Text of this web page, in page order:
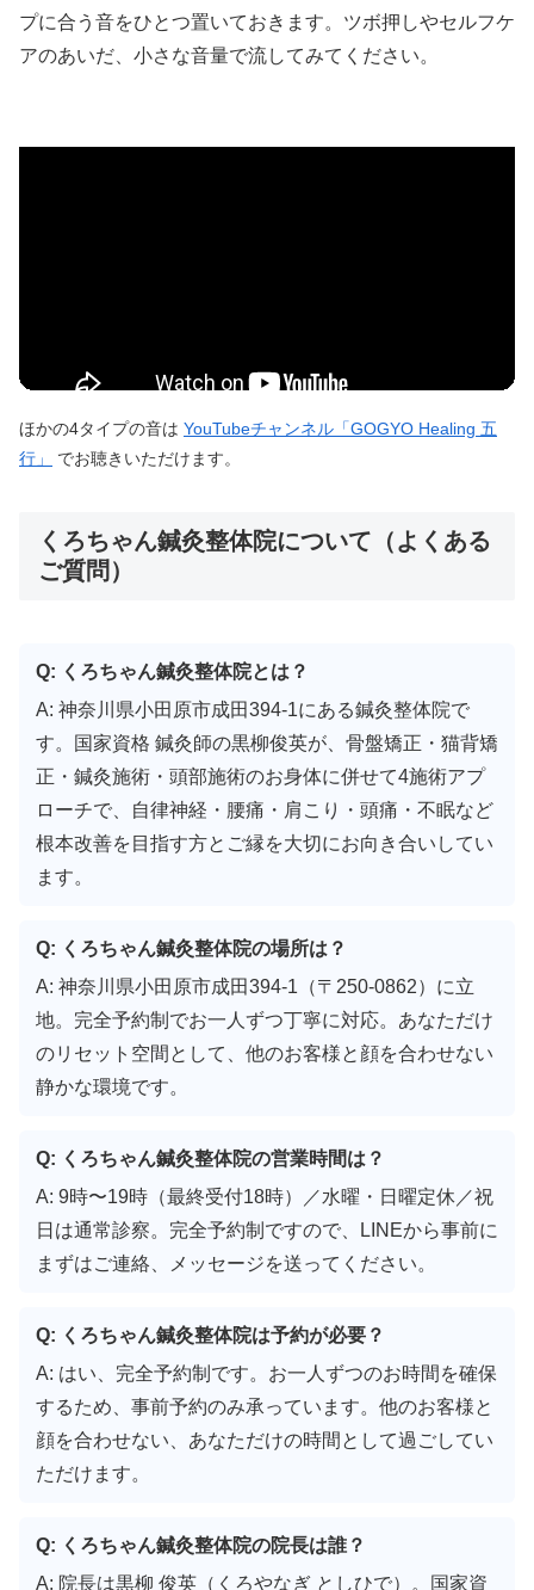
プに合う音をひとつ置いておきます。ツボ押しやセルフケ
アのあいだ、小さな音量で流してみてください。
ほかの4タイプの音は YouTubeチャンネル「GOGYO Healing 五
行」
でお聴きいただけます。
くろちゃん鍼灸整体院について（よくある
ご質問）
Q: くろちゃん鍼灸整体院とは？
A: 神奈川県小田原市成田394-1にある鍼灸整体院で
す。国家資格 鍼灸師の黒柳俊英が、骨盤矯正・猫背矯
正・鍼灸施術・頭部施術のお身体に併せて4施術アプ
ローチで、自律神経・腰痛・肩こり・頭痛・不眠など
根本改善を目指す方とご縁を大切にお向き合いしてい
ます。
Q: くろちゃん鍼灸整体院の場所は？
A: 神奈川県小田原市成田394-1（〒250-0862）に立
地。完全予約制でお一人ずつ丁寧に対応。あなただけ
のリセット空間として、他のお客様と顔を合わせない
静かな環境です。
Q: くろちゃん鍼灸整体院の営業時間は？
A: 9時〜19時（最終受付18時）／水曜・日曜定休／祝
日は通常診察。完全予約制ですので、LINEから事前に
まずはご連絡、メッセージを送ってください。
Q: くろちゃん鍼灸整体院は予約が必要？
A: はい、完全予約制です。お一人ずつのお時間を確保
するため、事前予約のみ承っています。他のお客様と
顔を合わせない、あなただけの時間として過ごしてい
ただけます。
Q: くろちゃん鍼灸整体院の院長は誰？
A: 院長は黒柳 俊英（くろやなぎ としひで）。国家資